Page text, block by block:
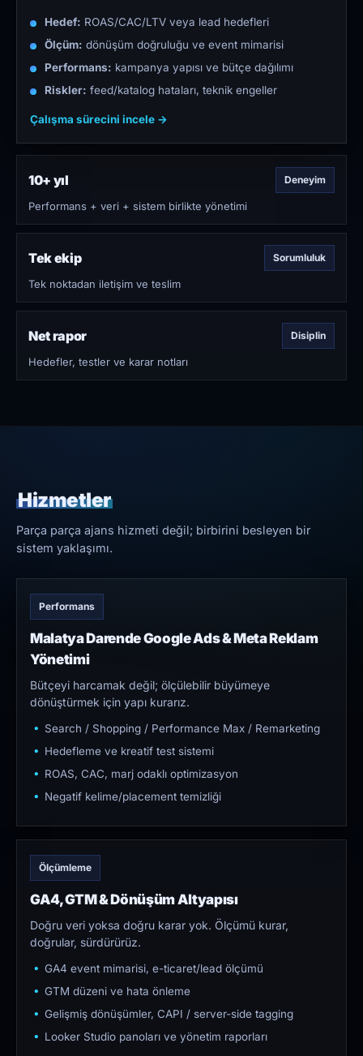
Hedef: ROAS/CAC/LTV veya lead hedefleri
Ölçüm: dönüşüm doğruluğu ve event mimarisi
Performans: kampanya yapısı ve bütçe dağılımı
Riskler: feed/katalog hataları, teknik engeller
Çalışma sürecini incele →
10+ yıl Deneyim
Performans + veri + sistem birlikte yönetimi
Tek ekip Sorumluluk
Tek noktadan iletişim ve teslim
Net rapor Disiplin
Hedefler, testler ve karar notları
Hizmetler
Parça parça ajans hizmeti değil; birbirini besleyen bir
sistem yaklaşımı.
Performans
Malatya Darende Google Ads & Meta Reklam
Yönetimi
Bütçeyi harcamak değil; ölçülebilir büyümeye
dönüştürmek için yapı kurarız.
Search / Shopping / Performance Max / Remarketing
Hedefleme ve kreatif test sistemi
ROAS, CAC, marj odaklı optimizasyon
Negatif kelime/placement temizliği
Ölçümleme
GA4, GTM & Dönüşüm Altyapısı
Doğru veri yoksa doğru karar yok. Ölçümü kurar,
doğrular, sürdürürüz.
GA4 event mimarisi, e-ticaret/lead ölçümü
GTM düzeni ve hata önleme
Gelişmiş dönüşümler, CAPI / server-side tagging
Looker Studio panoları ve yönetim raporları